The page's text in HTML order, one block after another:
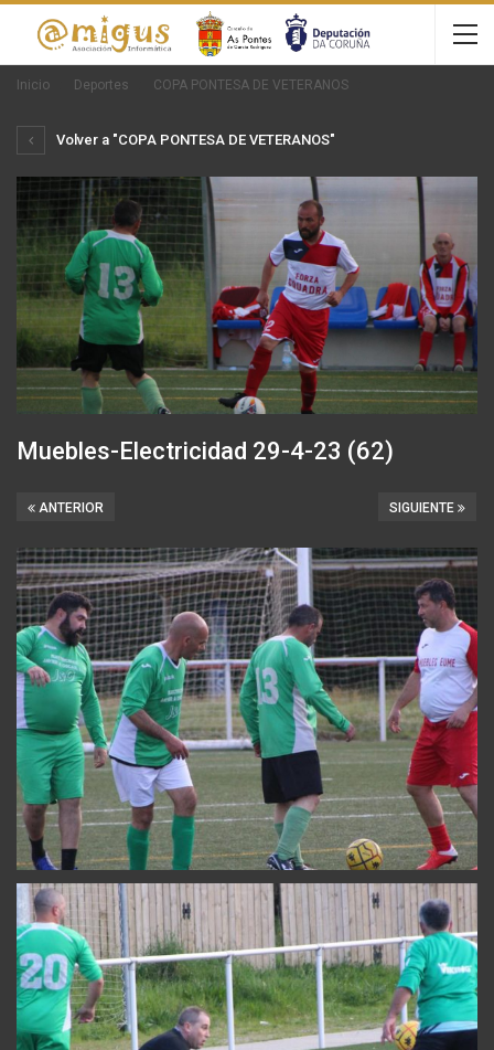
Inicio Deportes COPA PONTESA DE VETERANOS
Volver a "COPA PONTESA DE VETERANOS"
Muebles-Electricidad 29-4-23 (62)
SIGUIENTE
ANTERIOR